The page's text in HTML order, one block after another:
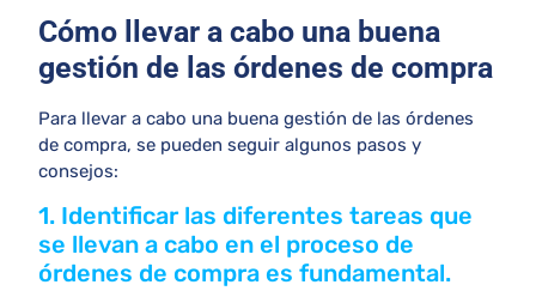
Cómo llevar a cabo una buena
gestión de las órdenes de compra
Para llevar a cabo una buena gestión de las órdenes
de compra, se pueden seguir algunos pasos y
consejos:
1. Identificar las diferentes tareas que
se llevan a cabo en el proceso de
órdenes de compra es fundamental.